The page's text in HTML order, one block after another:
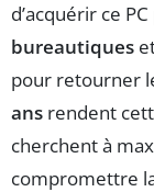
d’acquérir ce
bureautiques
pour retourner
ans rendent
cherchent à
compromettre